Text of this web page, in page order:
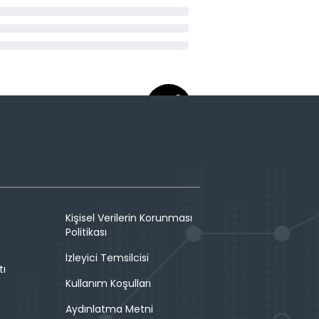
Kişisel Verilerin Korunması
Politikası
İzleyici Temsilcisi
Kullanım Koşulları
Aydınlatma Metni